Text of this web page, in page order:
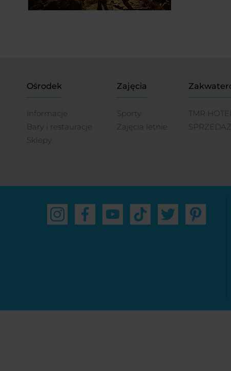
Ośrodek
Informacje
Bary i restauracje
Sklepy
Zajęcia
Sporty
Zajęcia letnie
TMR